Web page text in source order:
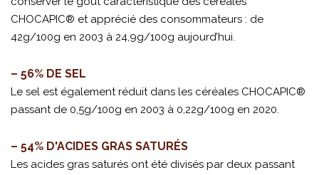
CHOCAPIC® et apprécié des consommateurs : de
42g/100g en 2003 à 24,9g/100g aujourd’hui.
– 56% DE SEL
Le sel est également réduit dans les céréales CHOCAPIC®
passant de 0,5g/100g en 2003 à 0,22g/100g en 2020.
– 54% D'ACIDES GRAS SATURÉS
Les acides gras saturés ont été divisés par deux passant